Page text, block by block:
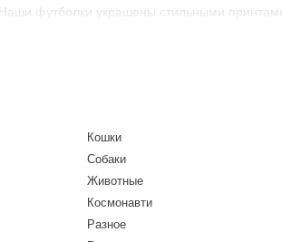
Наши футболки украшены стильными
: В нашем ассортименте вы
доставка: Мы предлагаем
новыми футболками.
Prodigy с нашими футболками
не просто одежда, а способ выразить
Кошки
Собаки
Животные
Космонавти
Разное